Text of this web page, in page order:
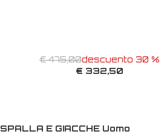
€ 475,00descuento 30 %
€ 332,50
E GIACCHE Uomo